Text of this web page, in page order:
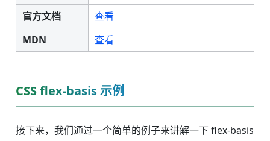
官方文档
查看
MDN
查看
CSS flex-basis 示例
接下来，我们通过一个简单的例子来讲解一下 flex-basis